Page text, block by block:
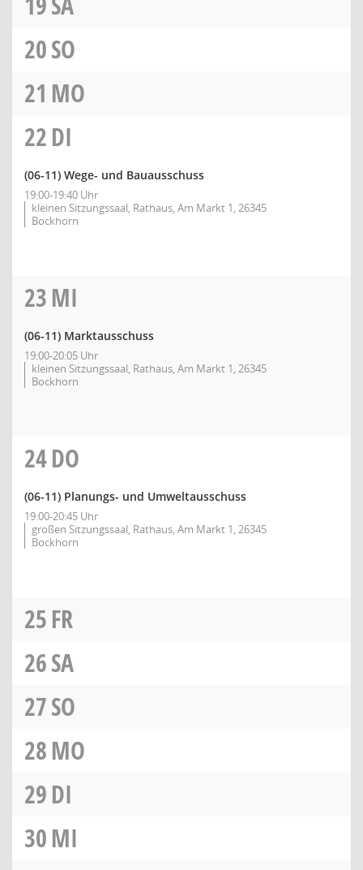
20SO
21 MO
22DI
(06-11) Wege- und Bauausschuss
19:00-19:40 Uhr
kleinen Sitzungssaal, Rathaus, Am Markt 1, 26345
Bockhorn
23MI
(06-11) Marktausschuss
19:00-20:05 Uhr
kleinen Sitzungssaal, Rathaus, Am Markt 1, 26345
Bockhorn
24DO
(06-11) Planungs- und Umweltausschuss
19:00-20:45 Uhr
großen Sitzungssaal, Rathaus, Am Markt 1, 26345
Bockhorn
25FR
26SA
27SO
28MO
29DI
30MI